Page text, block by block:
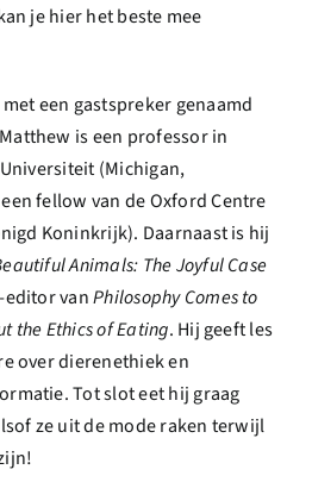
je hier het beste mee
een gastspreker genaamd
is een professor in
(Michigan,
fellow van de Oxford Centre
Koninkrijk). Daarnaast is hij
Animals: The Joyful Case
editor vanPhilosophy Comes to
the Ethics of Eating. Hij geeft les
over dierenethiek en
Tot slot eet hij graag
ze uit de mode raken terwijl